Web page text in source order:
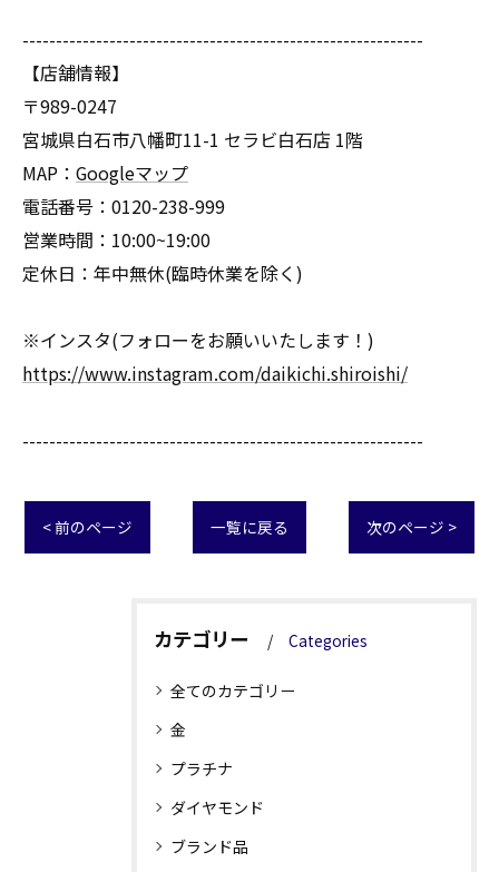
------------------------------------------------------------
【店舗情報】
〒989-0247
宮城県白石市八幡町11-1 セラビ白石店 1階
MAP： Googleマップ
電話番号：0120-238-999
営業時間：10:00~19:00
定休日：年中無休(臨時休業を除く)
※インスタ(フォローをお願いいたします！)
https://www.instagram.com/daikichi.shiroishi/
------------------------------------------------------------
< 前のページ 一覧に戻る 次のページ >
カテゴリー Categories
全てのカテゴリー
金
プラチナ
ダイヤモンド
ブランド品